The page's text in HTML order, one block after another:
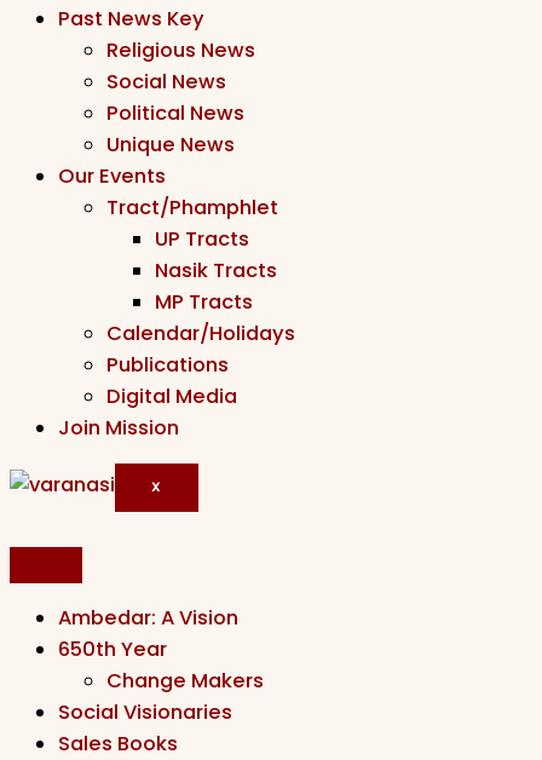
Past News Key
Religious News
Social News
Political News
Unique News
Our Events
Tract/Phamphlet
UP Tracts
Nasik Tracts
MP Tracts
Calendar/Holidays
Publications
Digital Media
Join Mission
X
Ambedar: A Vision
650th Year
Change Makers
Social Visionaries
Sales Books